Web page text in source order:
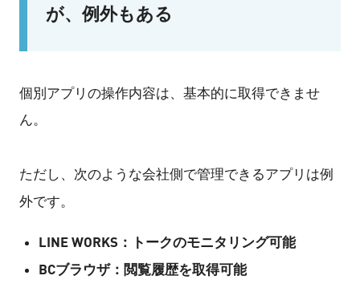
が、例外もある
個別アプリの操作内容は、基本的に取得できませ
ん。
ただし、次のような会社側で管理できるアプリは例
外です。
LINE WORKS ：トークのモニタリング可能
BCブラウザ：閲覧履歴を取得可能